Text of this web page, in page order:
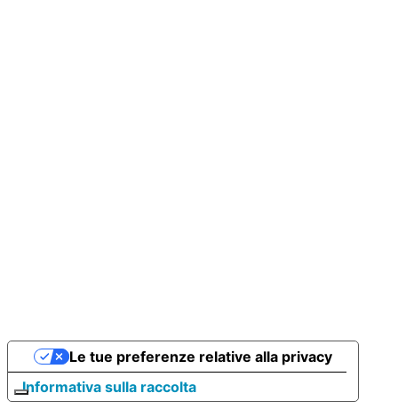
Informativa sulla raccolta
Le tue preferenze relative alla privacy